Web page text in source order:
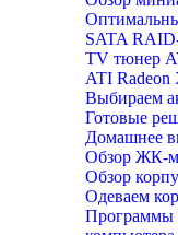
SATA
TV тюнер
ATI Radeon
Выбираем
Готовые
Домашнее
Обзор ЖК-
Обзор
Одеваем
Программы